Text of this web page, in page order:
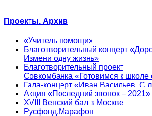
Проекты. Архив
«Учитель помощи»
Благотворительный концерт
Измени одну жизнь»
Благотворительный проект
Совкомбанка «Готовимся к школе
Гала-концерт «Иван Васильев.
Акция «Последний звонок – 2021»
XVIII Венский бал в Москве
Русфонд.Марафон